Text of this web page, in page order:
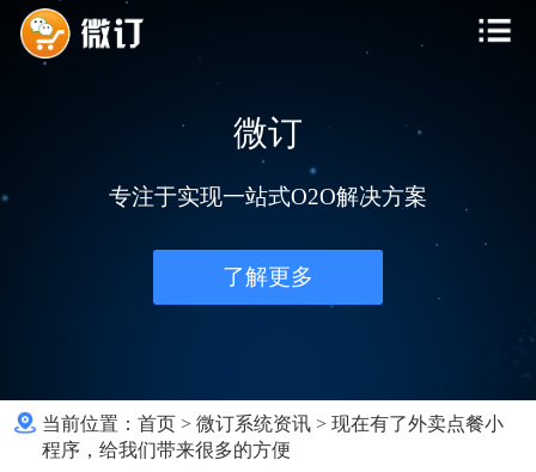
微订
专注于实现一站式O2O解决方案
了解更多
当前位置：首页 >微订系统资讯 >现在有了外卖点餐小
程序，给我们带来很多的方便